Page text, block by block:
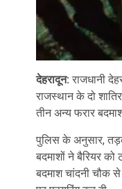
देहरादून: राजधानी
राजस्थान के दो
तीन अन्य फरार
पुलिस के अनुसार, तड़के
बदमाशों ने बैरियर
बदमाश चांदनी चौक